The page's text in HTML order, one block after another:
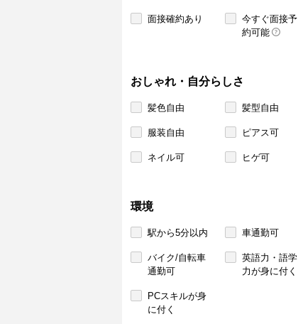
面接確約あり
今すぐ面接予
約可能
おしゃれ・自分らしさ
髪色自由 髪型自由
服装自由 ピアス可
ネイル可 ヒゲ可
環境
駅から5分以内 車通勤可
バイク/自転車
通勤可
英語力・語学
力が身に付く
PCスキルが身
に付く